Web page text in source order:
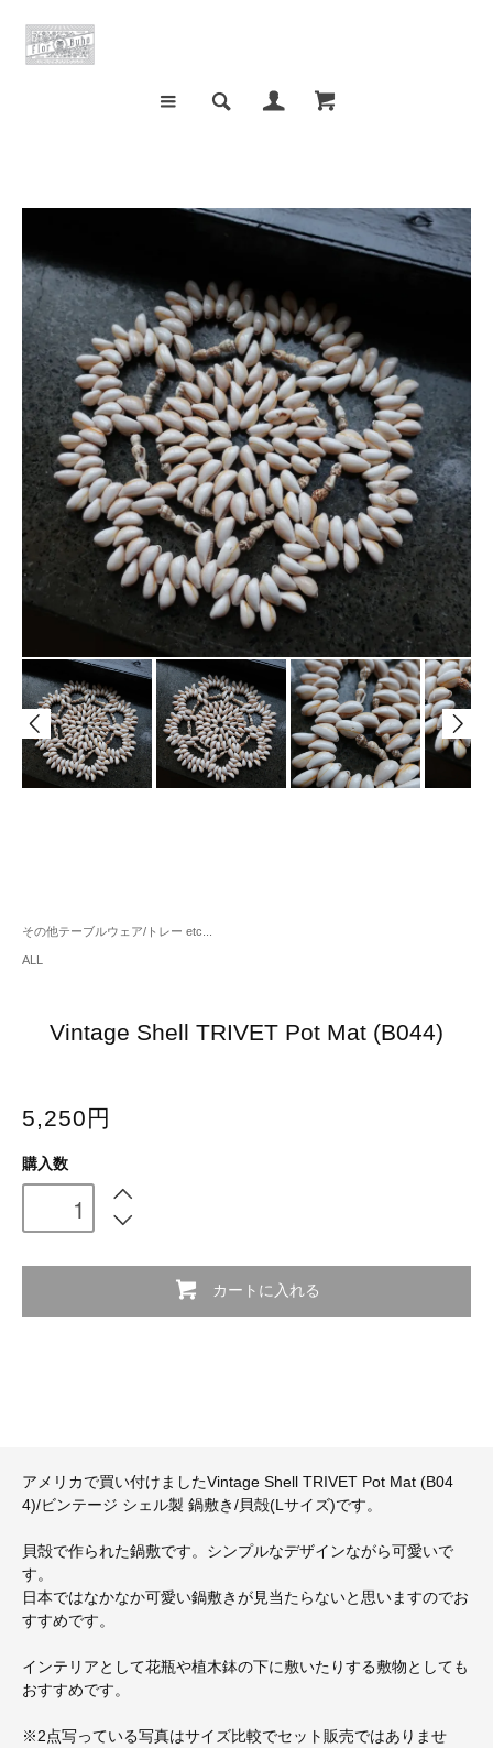
その他テーブルウェア/トレー etc...
ALL
Vintage Shell TRIVET Pot Mat (B044)
5,250円
購入数
カートに入れる
アメリカで買い付けましたVintage Shell TRIVET Pot Mat (B04
4)/ビンテージ シェル製 鍋敷き/貝殻(Lサイズ)です。
貝殻で作られた鍋敷です。シンプルなデザインながら可愛いで
す。
日本ではなかなか可愛い鍋敷きが見当たらないと思いますのでお
すすめです。
インテリアとして花瓶や植木鉢の下に敷いたりする敷物としても
おすすめです。
※2点写っている写真はサイズ比較でセット販売ではありませ